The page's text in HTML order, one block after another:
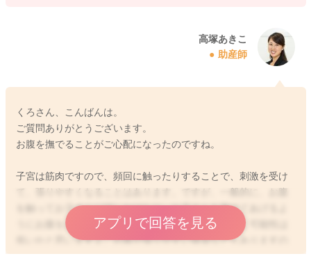
高塚あきこ
助産師
くろさん、こんばんは。
ご質問ありがとうございます。
お腹を撫でることがご心配になったのですね。
子宮は筋肉ですので、頻回に触ったりすることで、刺激を受け
て、張りやすくなることはあります。ですが、一般的に、お腹
を触ってお子さんに話しかけたり、お子さんを撫でてあげるよ
うにお腹をさすったりすることで、流産や早産を招く可能性は
低いかと思いますよ。お腹が張りやすい体質などもありますの
で、どの程度という加減は難しいですが、今お腹を触ったり、
アプリで回答を見る